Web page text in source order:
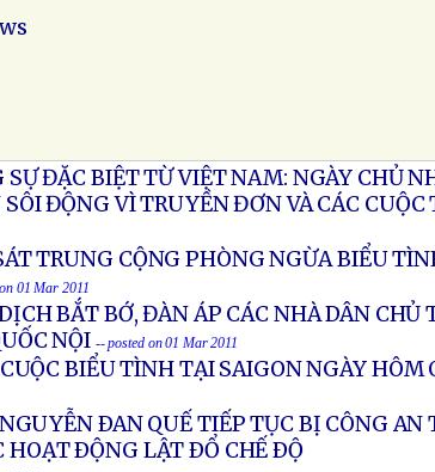
SỰ ĐẶC BIỆT TỪ VIỆT NAM: NGÀY CHỦ
ĐỘNG VÌ TRUYỀN ĐƠN VÀ CÁC CUỘC
TRUNG CỘNG PHÒNG NGỪA BIỂU
01 Mar 2011
BẮT BỚ, ĐÀN ÁP CÁC NHÀ DÂN CHỦ
NỘI -- posted on 01 Mar 2011
BIỂU TÌNH TẠI SAIGON NGÀY HÔM
ÐAN QUẾ TIẾP TỤC BỊ CÔNG AN
HOẠT ÐỘNG LẬT ÐỔ CHẾ ÐỘ